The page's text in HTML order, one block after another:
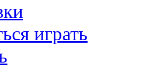
играть